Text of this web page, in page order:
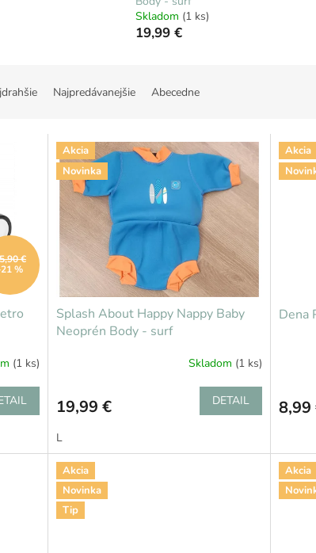
Skladom (1 ks)
19,99 €
Najpredávanejšie Abecedne
€
%
(1 ks)
Akcia
Novinka
Splash About Happy Nappy Baby
Neoprén Body - surf
Skladom (1 ks)
19,99 € DETAIL
L
Akcia
Dena
8,99
Akcia
Novinka
Tip
Akcia